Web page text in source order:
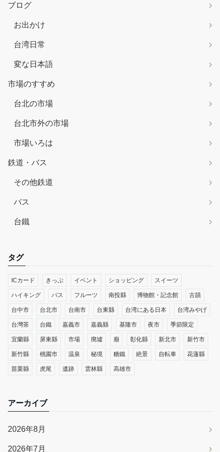
ブログ
お出かけ
台湾日常
変な日本語
市場のすすめ
台北の市場
台北市外の市場
市場いろは
鉄道・バス
その他鉄道
バス
台鐵
タグ
ICカード きっぷ イベント ショッピング スイーツ
ハイキング バス フルーツ 南投縣 博物館・記念館 古蹟
台中市 台北市 台南市 台東縣 台湾にある日本 台湾みやげ
台灣茶 台鐵 嘉義市 嘉義縣 基隆市 夜市 季節限定
宜蘭縣 屏東縣 市場 廃墟 廟 彰化縣 新北市 新竹市
新竹縣 桃園市 温泉 秘境 糖鐵 絶景 自転車 花蓮縣
苗栗縣 虎尾 遺跡 雲林縣 高雄市
アーカイブ
2026年8月
2026年7月